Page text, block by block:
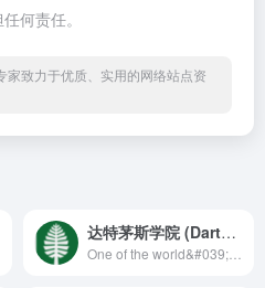
何责任。
家致力于优质、实用的网络站点资
达特茅斯学院 (Dartmouth College)